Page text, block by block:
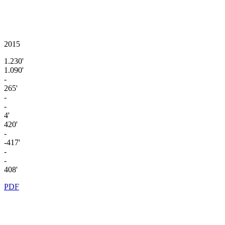
2015
1.230'
1.090'
-
265'
-
-
4'
420'
-
-417'
-
-
408'
PDF